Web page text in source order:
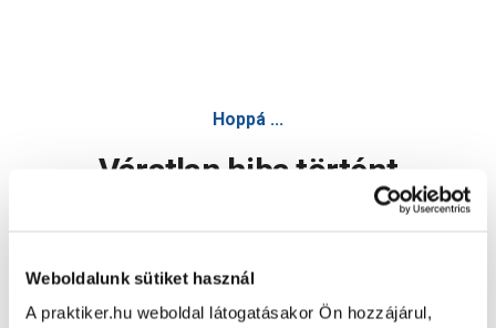
Weboldalunk sütiket használ
A praktiker.hu weboldal látogatásakor Ön hozzájárul,
Hoppá ...
Váratlan hiba történt
Oldal újratöltése